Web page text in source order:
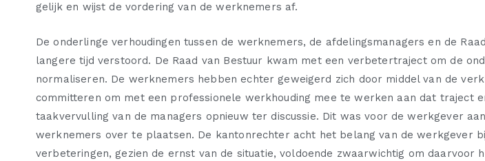
gelijk en wijst de vordering van de werknemers af.
De onderlinge verhoudingen tussen de werknemers, de afdelingsmanagers en de
langere tijd verstoord. De Raad van Bestuur kwam met een verbetertraject om de
normaliseren. De werknemers hebben echter geweigerd zich door middel van de
committeren om met een professionele werkhouding mee te werken aan dat traject
taakvervulling van de managers opnieuw ter discussie. Dit was voor de werkgever
werknemers over te plaatsen. De kantonrechter acht het belang van de werkgever
verbeteringen, gezien de ernst van de situatie, voldoende zwaarwichtig om daarvoor